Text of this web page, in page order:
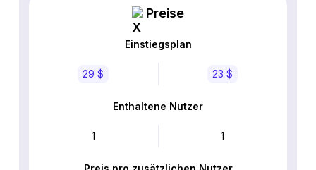
Preise
Einstiegsplan
29 $ 23 $
Enthaltene Nutzer
1 1